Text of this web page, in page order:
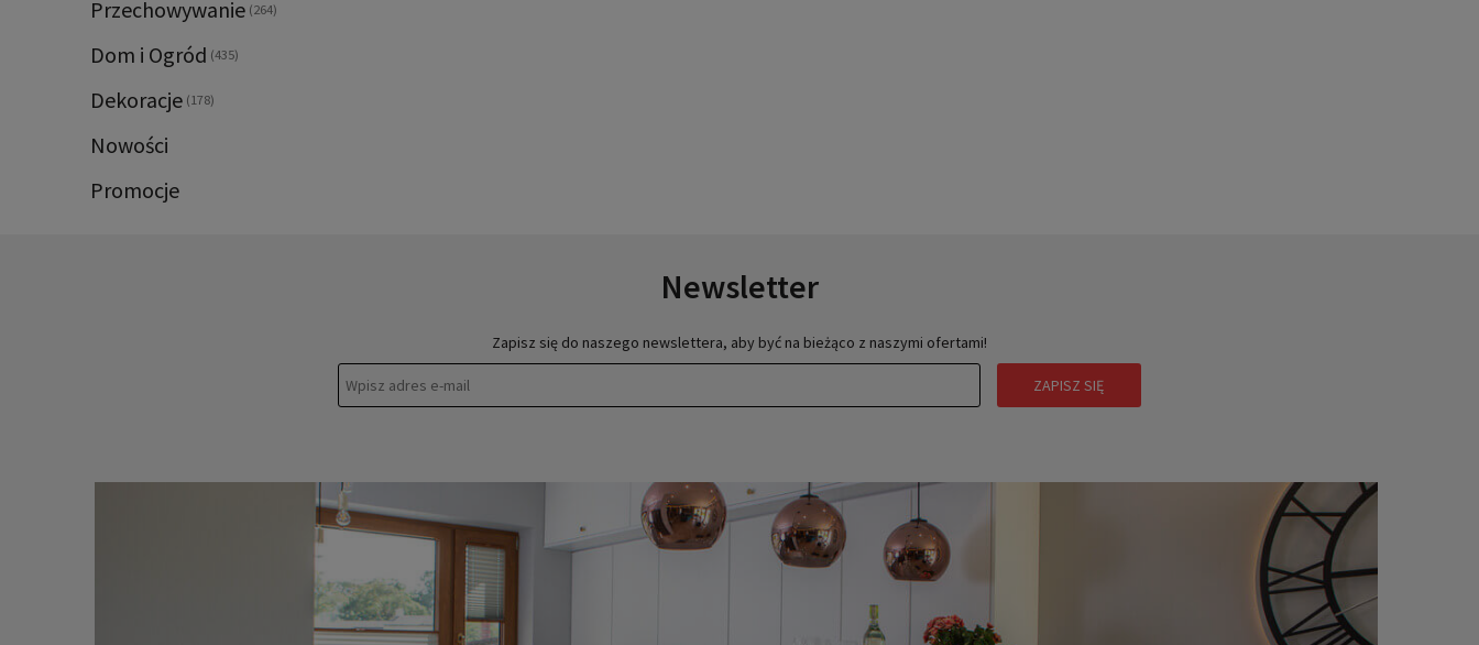
Przechowywanie (264)
Dom i Ogród (435)
Dekoracje (178)
Nowości
Promocje
Newsletter
Zapisz się do naszego newslettera, aby być na bieżąco z naszymi ofertami!
ZAPISZ SIĘ